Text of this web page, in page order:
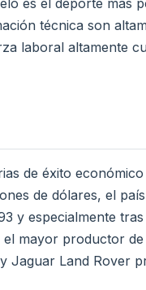
es el deporte más
técnica son
laboral altamente
de éxito
de dólares, el
y especialmente
el mayor productor
Jaguar Land Rover